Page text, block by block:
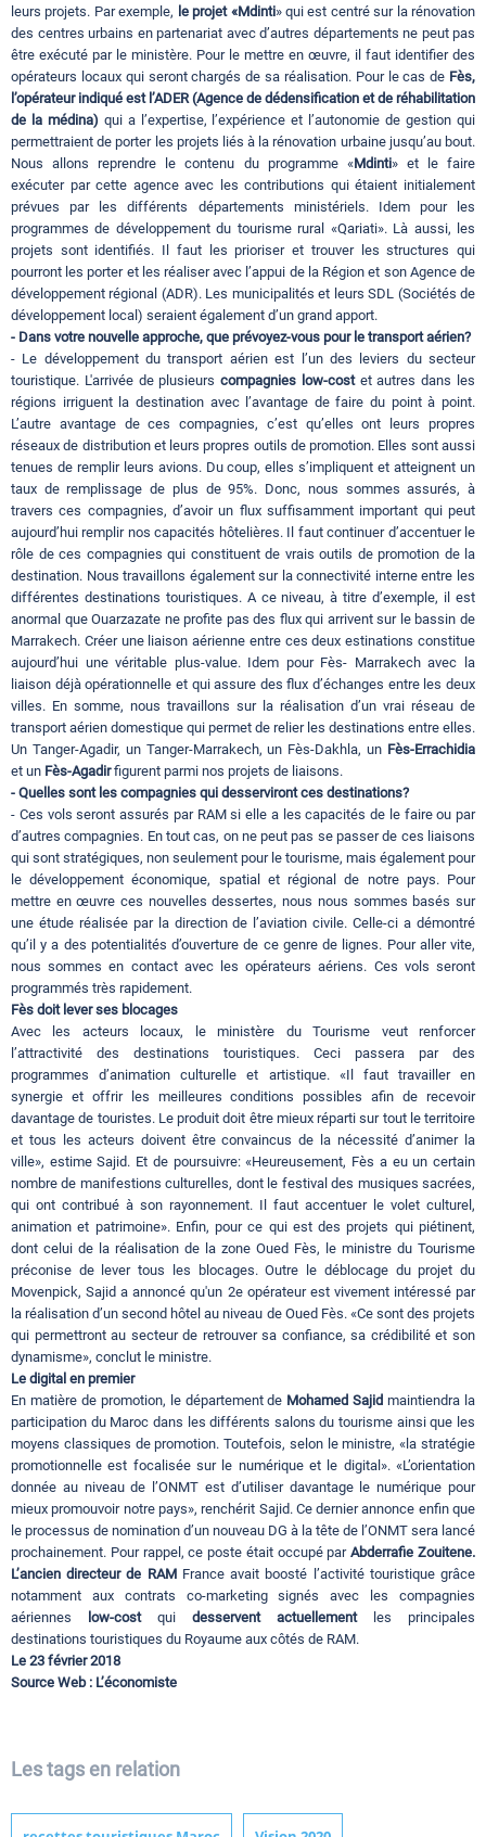
leurs projets. Par exemple, le projet «Mdinti» qui est centré sur la rénovation
des centres urbains en partenariat avec d’autres départements ne peut pas
être exécuté par le ministère. Pour le mettre en œuvre, il faut identifier des
opérateurs locaux qui seront chargés de sa réalisation. Pour le cas de Fès,
l’opérateur indiqué est l’ADER (Agence de dédensification et de réhabilitation
de la médina) qui a l’expertise, l’expérience et l’autonomie de gestion qui
permettraient de porter les projets liés à la rénovation urbaine jusqu’au bout.
Nous allons reprendre le contenu du programme «Mdinti» et le faire
exécuter par cette agence avec les contributions qui étaient initialement
prévues par les différents départements ministériels. Idem pour les
programmes de développement du tourisme rural «Qariati». Là aussi, les
projets sont identifiés. Il faut les prioriser et trouver les structures qui
pourront les porter et les réaliser avec l’appui de la Région et son Agence de
développement régional (ADR). Les municipalités et leurs SDL (Sociétés de
développement local) seraient également d’un grand apport.
- Dans votre nouvelle approche, que prévoyez-vous pour le transport aérien?
- Le développement du transport aérien est l’un des leviers du secteur
touristique. L'arrivée de plusieurscompagnies low-costet autres dans les
régions irriguent la destination avec l’avantage de faire du point à point.
L’autre avantage de ces compagnies, c’est qu’elles ont leurs propres
réseaux de distribution et leurs propres outils de promotion. Elles sont aussi
tenues de remplir leurs avions. Du coup, elles s’impliquent et atteignent un
taux de remplissage de plus de 95%. Donc, nous sommes assurés, à
travers ces compagnies, d’avoir un flux suffisamment important qui peut
aujourd’hui remplir nos capacités hôtelières. Il faut continuer d’accentuer le
rôle de ces compagnies qui constituent de vrais outils de promotion de la
destination. Nous travaillons également sur la connectivité interne entre les
différentes destinations touristiques. A ce niveau, à titre d’exemple, il est
anormal que Ouarzazate ne profite pas des flux qui arrivent sur le bassin de
Marrakech. Créer une liaison aérienne entre ces deux estinations constitue
aujourd’hui une véritable plus-value. Idem pour Fès- Marrakech avec la
liaison déjà opérationnelle et qui assure des flux d’échanges entre les deux
villes. En somme, nous travaillons sur la réalisation d’un vrai réseau de
transport aérien domestique qui permet de relier les destinations entre elles.
Un Tanger-Agadir, un Tanger-Marrakech, un Fès-Dakhla, un Fès-Errachidia
et un Fès-Agadirfigurent parmi nos projets de liaisons.
- Quelles sont les compagnies qui desserviront ces destinations?
- Ces vols seront assurés par RAM si elle a les capacités de le faire ou par
d’autres compagnies. En tout cas, on ne peut pas se passer de ces liaisons
qui sont stratégiques, non seulement pour le tourisme, mais également pour
le développement économique, spatial et régional de notre pays. Pour
mettre en œuvre ces nouvelles dessertes, nous nous sommes basés sur
une étude réalisée par la direction de l’aviation civile. Celle-ci a démontré
qu’il y a des potentialités d’ouverture de ce genre de lignes. Pour aller vite,
nous sommes en contact avec les opérateurs aériens. Ces vols seront
programmés très rapidement.
Fès doit lever ses blocages
Avec les acteurs locaux, le ministère du Tourisme veut renforcer
l’attractivité des destinations touristiques. Ceci passera par des
programmes d’animation culturelle et artistique. «Il faut travailler en
synergie et offrir les meilleures conditions possibles afin de recevoir
davantage de touristes. Le produit doit être mieux réparti sur tout le territoire
et tous les acteurs doivent être convaincus de la nécessité d’animer la
ville», estime Sajid. Et de poursuivre: «Heureusement, Fès a eu un certain
nombre de manifestions culturelles, dont le festival des musiques sacrées,
qui ont contribué à son rayonnement. Il faut accentuer le volet culturel,
animation et patrimoine». Enfin, pour ce qui est des projets qui piétinent,
dont celui de la réalisation de la zone Oued Fès, le ministre du Tourisme
préconise de lever tous les blocages. Outre le déblocage du projet du
Movenpick, Sajid a annoncé qu'un 2e opérateur est vivement intéressé par
la réalisation d’un second hôtel au niveau de Oued Fès. «Ce sont des projets
qui permettront au secteur de retrouver sa confiance, sa crédibilité et son
dynamisme», conclut le ministre.
Le digital en premier
En matière de promotion, le département de Mohamed Sajidmaintiendra la
participation du Maroc dans les différents salons du tourisme ainsi que les
moyens classiques de promotion. Toutefois, selon le ministre, «la stratégie
promotionnelle est focalisée sur le numérique et le digital». «L’orientation
donnée au niveau de l’ONMT est d’utiliser davantage le numérique pour
mieux promouvoir notre pays», renchérit Sajid. Ce dernier annonce enfin que
le processus de nomination d’un nouveau DG à la tête de l’ONMT sera lancé
prochainement. Pour rappel, ce poste était occupé parAbderrafie Zouitene.
L’ancien directeur de RAMFrance avait boosté l’activité touristique grâce
notamment aux contrats co-marketing signés avec les compagnies
aériennes
low-cost qui desservent actuellementles principales
destinations touristiques du Royaume aux côtés de RAM.
Le 23 février 2018
Source Web : L’économiste
Les tags en relation